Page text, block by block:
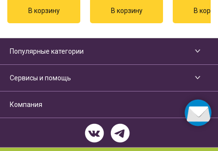
Популярные категории
Сервисы и помощь
Компания